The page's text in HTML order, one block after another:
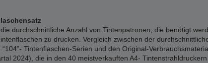
durchschnittliche Anzahl von Tintenpatronen, die benötigt
zu drucken. Vergleich zwischen der
Tintenflaschen-Serien und den Original-
2024), die in den 40 meistverkauften A4-